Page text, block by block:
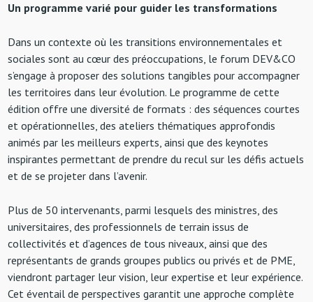
Un programme varié pour guider les transformations
Dans un contexte où les transitions environnementales et
sociales sont au cœur des préoccupations, le forum DEV&CO
s’engage à proposer des solutions tangibles pour accompagner
les territoires dans leur évolution. Le programme de cette
édition offre une diversité de formats : des séquences courtes
et opérationnelles, des ateliers thématiques approfondis
animés par les meilleurs experts, ainsi que des keynotes
inspirantes permettant de prendre du recul sur les défis actuels
et de se projeter dans l’avenir.
Plus de 50 intervenants, parmi lesquels des ministres, des
universitaires, des professionnels de terrain issus de
collectivités et d’agences de tous niveaux, ainsi que des
représentants de grands groupes publics ou privés et de PME,
viendront partager leur vision, leur expertise et leur expérience.
Cet éventail de perspectives garantit une approche complète